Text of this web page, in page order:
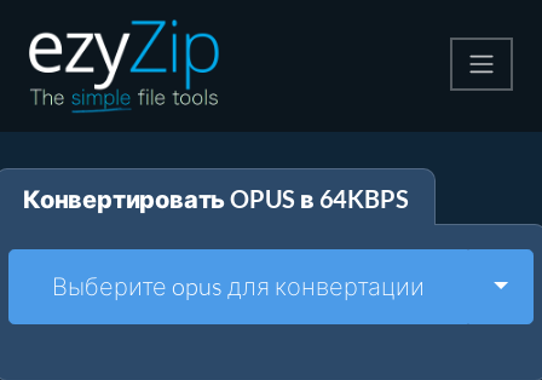
Pаспаковывайте
Другие инструменты
Конвертировать OPUS в 64KBPS
Выберите opus для конвертации